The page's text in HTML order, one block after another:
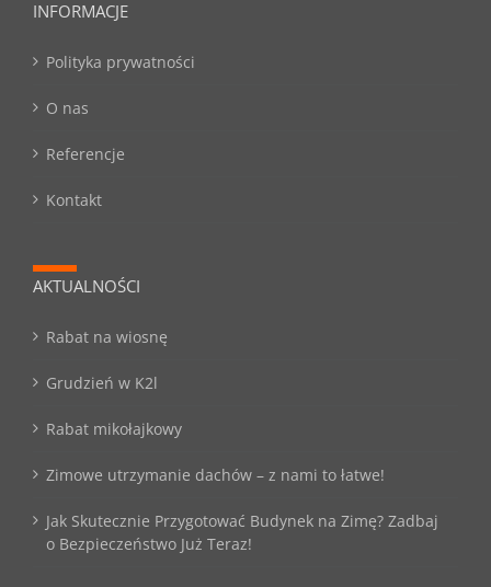
INFORMACJE
Polityka prywatności
O nas
Referencje
Kontakt
AKTUALNOŚCI
Rabat na wiosnę
Grudzień w K2l
Rabat mikołajkowy
Zimowe utrzymanie dachów – z nami to łatwe!
Jak Skutecznie Przygotować Budynek na Zimę? Zadbaj
o Bezpieczeństwo Już Teraz!